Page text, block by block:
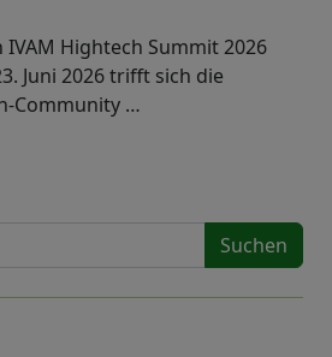
Suchen
Hightech Summit 2026
Juni 2026 trifft sich die
Community …